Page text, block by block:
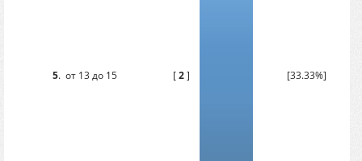
5. от 13 до 15 [2] [33.33%]